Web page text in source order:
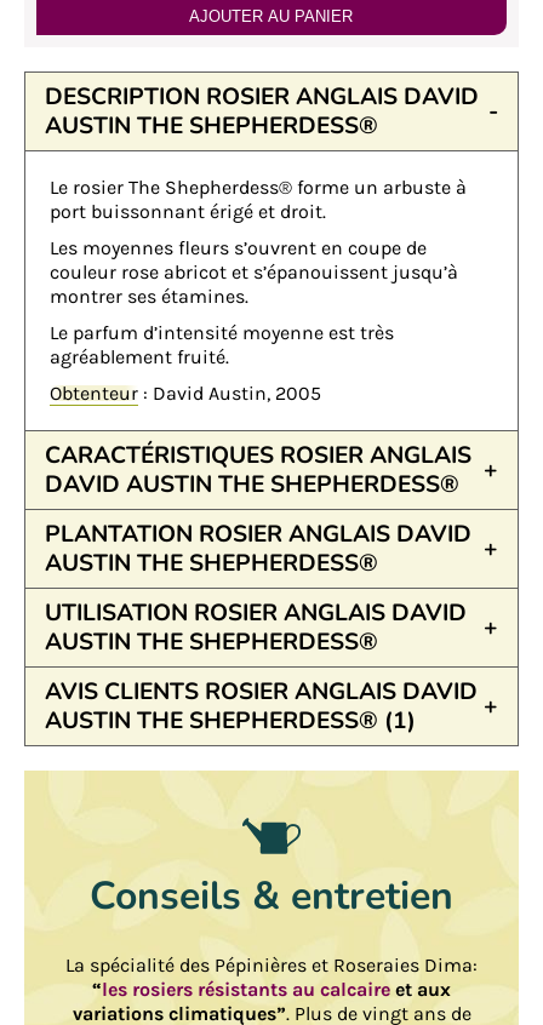
AJOUTER AU PANIER
DESCRIPTION ROSIER ANGLAIS DAVID
AUSTIN THE SHEPHERDESS®
Le rosier The Shepherdess® forme un arbuste à
port buissonnant érigé et droit.
Les moyennes fleurs s’ouvrent en coupe de
couleur rose abricot et s’épanouissent jusqu’à
montrer ses étamines.
Le parfum d’intensité moyenne est très
agréablement fruité.
Obtenteur : David Austin, 2005
CARACTÉRISTIQUES ROSIER ANGLAIS
DAVID AUSTIN THE SHEPHERDESS®
PLANTATION ROSIER ANGLAIS DAVID
AUSTIN THE SHEPHERDESS®
UTILISATION ROSIER ANGLAIS DAVID
AUSTIN THE SHEPHERDESS®
AVIS CLIENTS ROSIER ANGLAIS DAVID
AUSTIN THE SHEPHERDESS® (1)
Conseils & entretien
La spécialité des Pépinières et Roseraies Dima:
“les rosiers résistants au calcaire et aux
variations climatiques”. Plus de vingt ans de